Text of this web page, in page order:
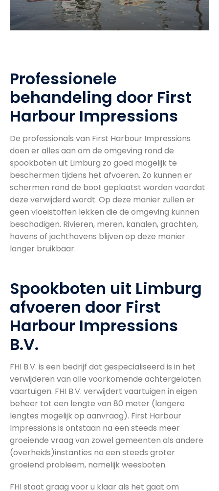
Professionele
behandeling door First
Harbour Impressions
De professionals van First Harbour Impressions
doen er alles aan om de omgeving rond de
spookboten uit Limburg zo goed mogelijk te
beschermen tijdens het afvoeren. Zo kunnen er
schermen rond de boot geplaatst worden voordat
deze verwijderd wordt. Op deze manier zullen er
geen vloeistoffen lekken die de omgeving kunnen
beschadigen. Rivieren, meren, kanalen, grachten,
havens of jachthavens blijven op deze manier
langer bruikbaar.
Spookboten uit Limburg
afvoeren door First
Harbour Impressions
B.V.
FHI B.V. is een bedrijf dat gespecialiseerd is in het
verwijderen van alle voorkomende achtergelaten
vaartuigen. FHI B.V. verwijdert vaartuigen in eigen
beheer tot een lengte van 80 meter (langere
lengtes mogelijk op aanvraag). First Harbour
Impressions is ontstaan na een steeds meer
groeiende vraag van zowel gemeenten als andere
(overheids)instanties na een steeds groter
groeiend probleem, namelijk weesboten.
FHI staat graag voor u klaar als het gaat om